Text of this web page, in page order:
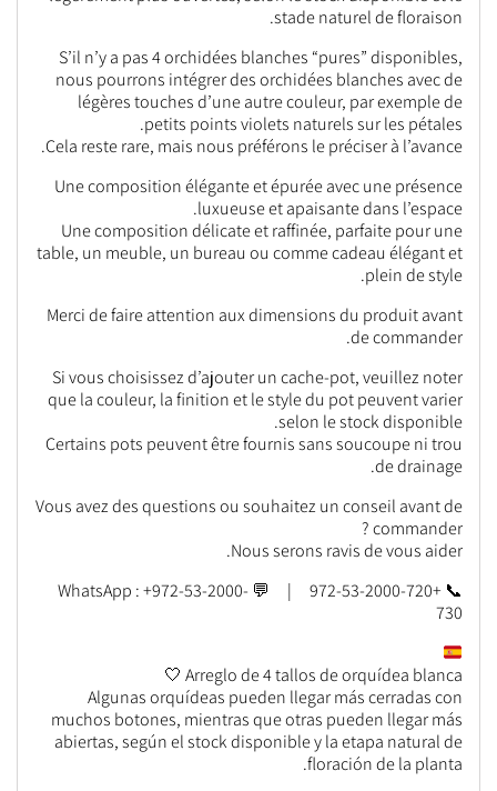
stade naturel de floraison.
S’il n’y a pas 4 orchidées blanches “pures” disponibles,
nous pourrons intégrer des orchidées blanches avec de
légères touches d’une autre couleur, par exemple de
petits points violets naturels sur les pétales.
Cela reste rare, mais nous préférons le préciser à l’avance.
Une composition élégante et épurée avec une présence
luxueuse et apaisante dans l’espace.
Une composition délicate et raffinée, parfaite pour une
table, un meuble, un bureau ou comme cadeau élégant et
plein de style.
Merci de faire attention aux dimensions du produit avant
de commander.
Si vous choisissez d’ajouter un cache-pot, veuillez noter
que la couleur, la finition et le style du pot peuvent varier
selon le stock disponible.
Certains pots peuvent être fournis sans soucoupe ni trou
de drainage.
Vous avez des questions ou souhaitez un conseil avant de
commander ?
Nous serons ravis de vous aider.
📞 +972-53-2000-720 | 💬 WhatsApp : +972-53-2000-
730
Arreglo de 4 tallos de orquídea blanca 🤍
Algunas orquídeas pueden llegar más cerradas con
muchos botones, mientras que otras pueden llegar más
abiertas, según el stock disponible y la etapa natural de
floración de la planta.